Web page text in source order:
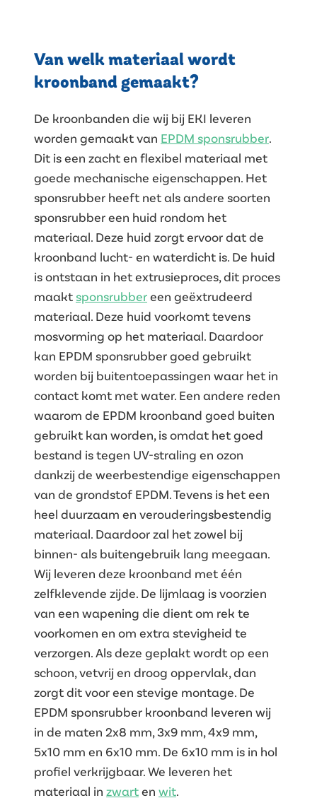
Van welk materiaal wordt
kroonband gemaakt?
De kroonbanden die wij bij EKI leveren
worden gemaakt van EPDM sponsrubber.
Dit is een zacht en flexibel materiaal met
goede mechanische eigenschappen. Het
sponsrubber heeft net als andere soorten
sponsrubber een huid rondom het
materiaal. Deze huid zorgt ervoor dat de
kroonband lucht- en waterdicht is. De huid
is ontstaan in het extrusieproces, dit proces
maaktsponsrubbereen geëxtrudeerd
materiaal. Deze huid voorkomt tevens
mosvorming op het materiaal. Daardoor
kan EPDM sponsrubber goed gebruikt
worden bij buitentoepassingen waar het in
contact komt met water. Een andere reden
waarom de EPDM kroonband goed buiten
gebruikt kan worden, is omdat het goed
bestand is tegen UV-straling en ozon
dankzij de weerbestendige eigenschappen
van de grondstof EPDM. Tevens is het een
heel duurzaam en verouderingsbestendig
materiaal. Daardoor zal het zowel bij
binnen- als buitengebruik lang meegaan.
Wij leveren deze kroonband met één
zelfklevende zijde. De lijmlaag is voorzien
van een wapening die dient om rek te
voorkomen en om extra stevigheid te
verzorgen. Als deze geplakt wordt op een
schoon, vetvrij en droog oppervlak, dan
zorgt dit voor een stevige montage. De
EPDM sponsrubber kroonband leveren wij
in de maten 2x8 mm, 3x9 mm, 4x9 mm,
5x10 mm en 6x10 mm. De 6x10 mm is in hol
profiel verkrijgbaar. We leveren het
materiaal in zwarten wit.